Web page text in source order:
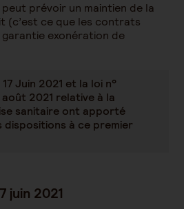
prévoir un maintien de la
(c’est ce que les contrats
exonération de
Juin 2021 et la loi n°
2021 relative à la
sanitaire ont apporté
dispositions à ce premier
juin 2021